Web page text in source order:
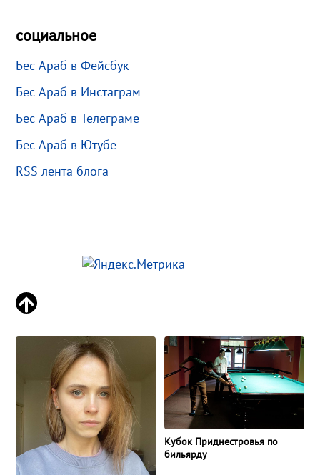
социальное
Бес Араб в Фейсбук
Бес Араб в Инстаграм
Бес Араб в Телеграме
Бес Араб в Ютубе
RSS лента блога
Кубок Приднестровья по
бильярду